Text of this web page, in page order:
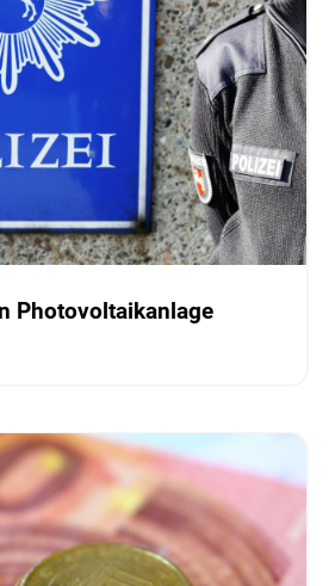
Photovoltaikanlage